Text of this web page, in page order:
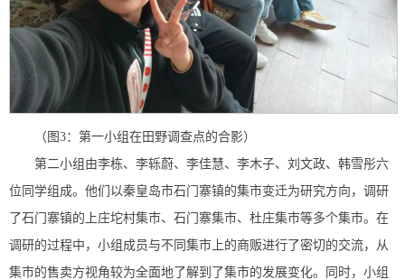
（图3：第一小组在田野调查点的合影）
第二小组由李栋、李轹蔚、李佳慧、李木子、刘文政、韩雪彤六
位同学组成。他们以秦皇岛市石门寨镇的集市变迁为研究方向，调研
了石门寨镇的上庄坨村集市、石门寨集市、杜庄集市等多个集市。在
调研的过程中，小组成员与不同集市上的商贩进行了密切的交流，从
集市的售卖方视角较为全面地了解到了集市的发展变化。同时，小组